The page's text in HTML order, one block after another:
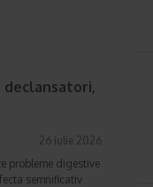
26 iulie 2026
probleme digestive
semnificativ